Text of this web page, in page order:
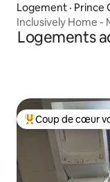
Logement · Prince
Inclusively Home -
Logements
Coup de cœur
Coup de cœur